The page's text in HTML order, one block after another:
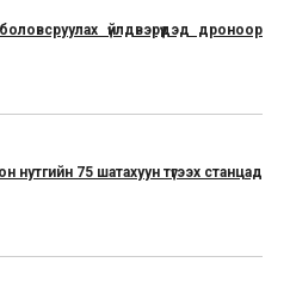
үйлдвэрүүдэд дроноор
75 шатахуун түгээх станцад